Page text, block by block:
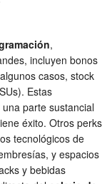
,
incluyen bonos
casos, stock
Estas
parte sustancial
éxito. Otros perks
tecnológicos de
y espacios
y bebidas